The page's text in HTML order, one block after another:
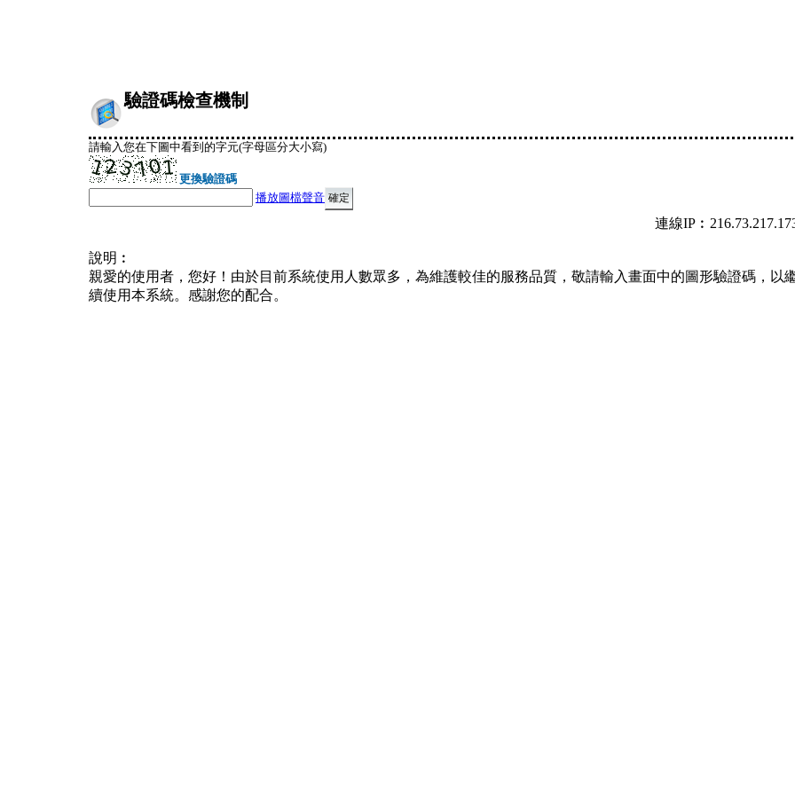
驗證碼檢查機制
請輸入您在下圖中看到的字元(字母區分大小寫)
更換驗證碼
播放圖檔聲音
連線
說明︰
親愛的使用者，您好！由於目前系統使用人數眾多，為維護較佳的服務品質，敬請輸入畫面中的圖形驗證碼，以
續使用本系統。感謝您的配合。